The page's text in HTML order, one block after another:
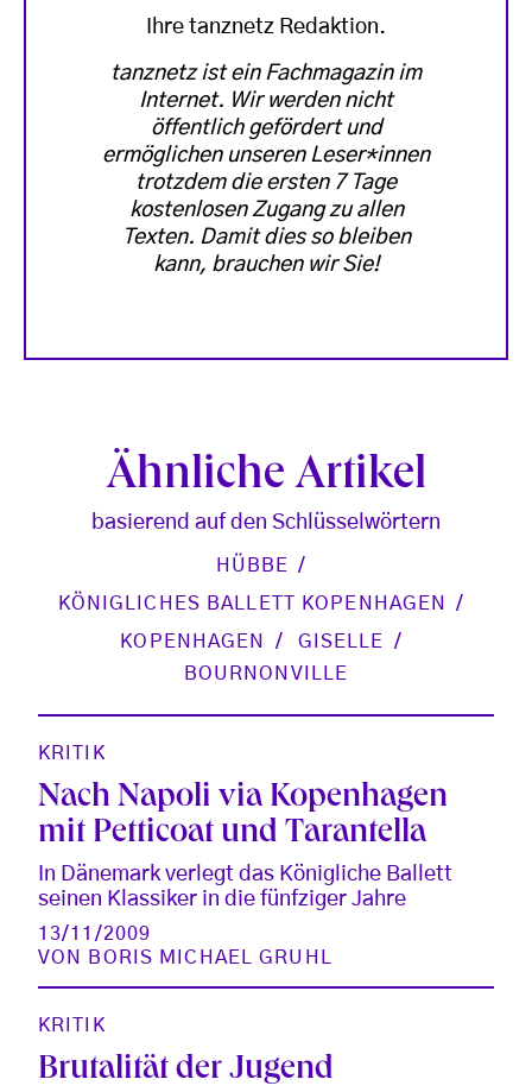
Ihre tanznetz Redaktion.
tanznetz ist ein Fachmagazin im
Internet. Wir werden nicht
öffentlich gefördert und
ermöglichen unseren Leser*innen
trotzdem die ersten 7 Tage
kostenlosen Zugang zu allen
Texten. Damit dies so bleiben
kann, brauchen wir Sie!
Ähnliche Artikel
basierend auf den Schlüsselwörtern
HÜBBE
KÖNIGLICHES BALLETT KOPENHAGEN
KOPENHAGEN
GISELLE
BOURNONVILLE
KRITIK
Nach Napoli via Kopenhagen
mit Petticoat und Tarantella
In Dänemark verlegt das Königliche Ballett
seinen Klassiker in die fünfziger Jahre
13/11/2009
VON
BORIS MICHAEL GRUHL
KRITIK
Brutalität der Jugend